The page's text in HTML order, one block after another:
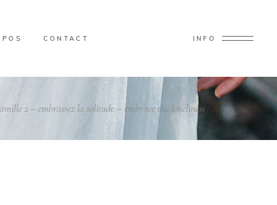
CONTACT INFO
2 – embrassez la solitude – embrace the loneliness